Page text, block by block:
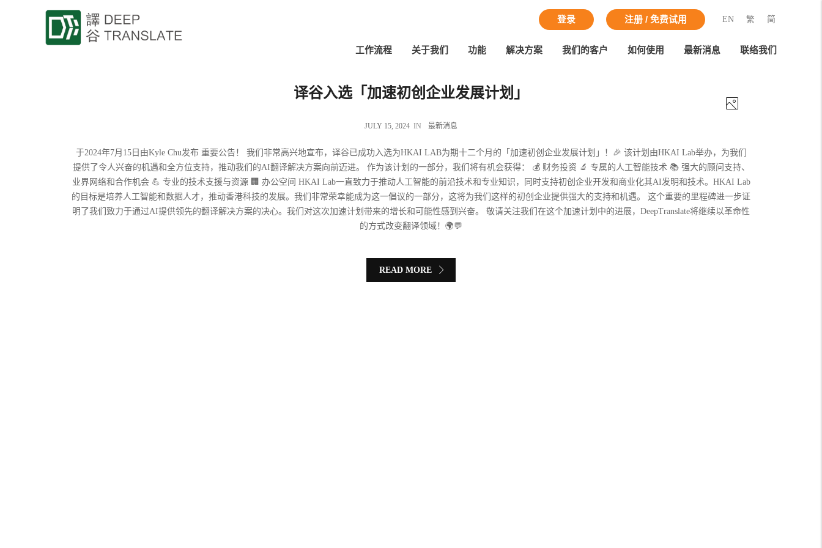
登录 注册 / 免费试用 EN 繁 简
工作流程 关于我们 功能 解决方案 我们的客户 如何使用 最新消息 联络我们
译谷入选「加速初创企业发展计划」
JULY 15, 2024 IN 最新消息
于2024年7月15日由Kyle Chu发布 重要公告！ 我们非常高兴地宣布，译谷已成功入选为HKAI LAB为期十二个月的「加速初创企业发展计划」！🎉 该计划由HKAI Lab举办，为我们
提供了令人兴奋的机遇和全方位支持，推动我们的AI翻译解决方案向前迈进。 作为该计划的一部分，我们将有机会获得： 💰 财务投资 🔬 专属的人工智能技术 📚 强大的顾问支持、
业界网络和合作机会 💪 专业的技术支援与资源 🏢 办公空间 HKAI Lab一直致力于推动人工智能的前沿技术和专业知识，同时支持初创企业开发和商业化其AI发明和技术。HKAI Lab
的目标是培养人工智能和数据人才，推动香港科技的发展。我们非常荣幸能成为这一倡议的一部分，这将为我们这样的初创企业提供强大的支持和机遇。 这个重要的里程碑进一步证
明了我们致力于通过AI提供领先的翻译解决方案的决心。我们对这次加速计划带来的增长和可能性感到兴奋。 敬请关注我们在这个加速计划中的进展，DeepTranslate将继续以革命性
的方式改变翻译领域！🌍💬
READ MORE